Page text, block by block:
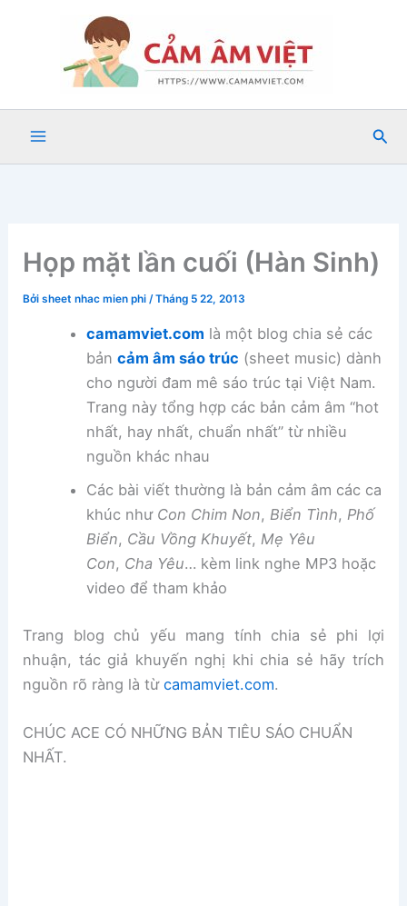
Tìm
Họp mặt lần cuối (Hàn Sinh)
Bởisheet nhac mien phi/Tháng 5 22, 2013
camamviet.com là một blog chia sẻ các
bản cảm âm sáo trúc (sheet music) dành
cho người đam mê sáo trúc tại Việt Nam.
Trang này tổng hợp các bản cảm âm “hot
nhất, hay nhất, chuẩn nhất” từ nhiều
nguồn khác nhau
Các bài viết thường là bản cảm âm các ca
khúc như Con Chim Non, Biển Tình, Phố
Biển, Cầu Vồng Khuyết, Mẹ Yêu
Con, Cha Yêu… kèm link nghe MP3 hoặc
video để tham khảo
Trang blog chủ yếu mang tính chia sẻ phi lợi
nhuận, tác giả khuyến nghị khi chia sẻ hãy trích
nguồn rõ ràng là từcamamviet.com.
CHÚC ACE CÓ NHỮNG BẢN TIÊU SÁO CHUẨN
NHẤT.